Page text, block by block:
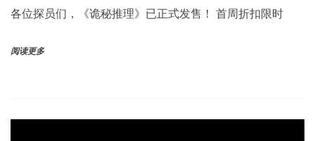
各位探员们，《诡秘推理》已正式发售！ 首周折扣限时
阅读更多